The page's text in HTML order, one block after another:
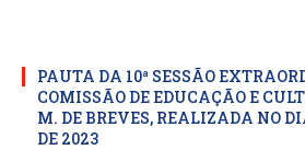
PAUTA DA 10ª SESSÃO
COMISSÃO DE EDUCAÇÃO E
M. DE BREVES, REALIZADA NO
DE 2023